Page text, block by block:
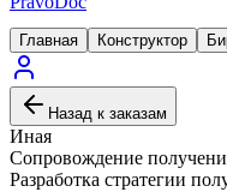
Главная Конструктор
Назад к заказам
Иная
Сопровождение
Разработка стратегии